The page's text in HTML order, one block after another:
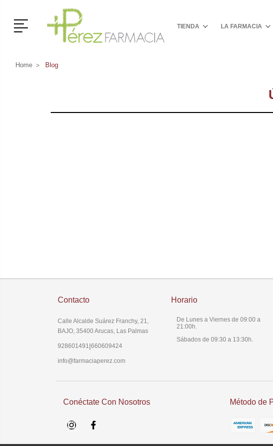
Menú TIENDA LA FARMACIA
Home Blog
Contacto
Calle Alcalde Suárez Franchy, 21,
BAJO, 35400 Arucas, Las Palmas
928601491|660609424
info@farmaciaperez.com
Horario
De Lunes a Viernes de 09:00 a
21:00h.
Sábados de 09:30 a 13:30h.
Conéctate Con Nosotros
InstagramFacebook
Método de